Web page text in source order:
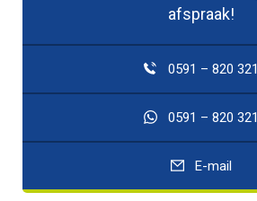
afspraak!
0591 – 820 321
0591 – 820 321
E-mail